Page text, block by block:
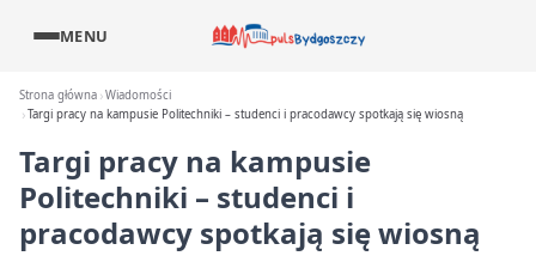
MENU
Strona główna Wiadomości
Targi pracy na kampusie Politechniki – studenci i pracodawcy spotkają się wiosną
Targi pracy na kampusie
Politechniki – studenci i
pracodawcy spotkają się wiosną